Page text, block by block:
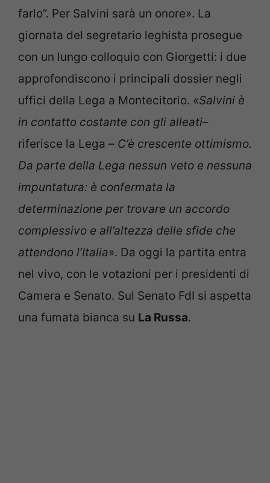
farlo”. Per Salvini sarà un onore». La
giornata del segretario leghista prosegue
con un lungo colloquio con Giorgetti: i due
approfondiscono i principali dossier negli
uffici della Lega a Montecitorio. «Salvini è
in contatto costante con gli alleati–
riferisce la Lega – C’è crescente ottimismo.
Da parte della Lega nessun veto e nessuna
impuntatura: è confermata la
determinazione per trovare un accordo
complessivo e all’altezza delle sfide che
attendono l’Italia». Da oggi la partita entra
nel vivo, con le votazioni per i presidenti di
Camera e Senato. Sul Senato FdI si aspetta
una fumata bianca su La Russa.